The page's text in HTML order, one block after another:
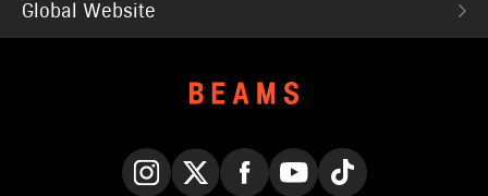
Global Website